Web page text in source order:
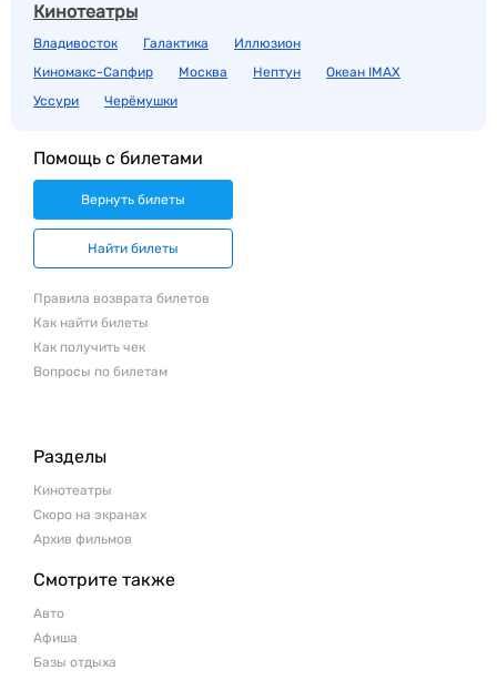
Кинотеатры
Владивосток Галактика
Иллюзион
Киномакс-Сапфир
Москва Нептун
Океан IMAX
Уссури
Черёмушки
Помощь с билетами
Вернуть билеты
Найти билеты
Правила возврата билетов
Как найти билеты
Как получить чек
Вопросы по билетам
Разделы
Кинотеатры
Скоро на экранах
Архив фильмов
Смотрите также
Авто
Афиша
Базы отдыха